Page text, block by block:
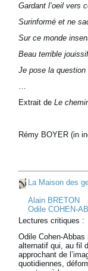
Gardant l’oeil vers
Surinformé et ne
Sur ce monde
Beau terrible
Je pose la question
…
Extrait deLe
Rémy BOYER (in
La Maison des
Alain BRETON
Odile COHEN-
Lectures critiques :
Odile Cohen-
alternatif qui, au fil
approchant de
quotidiennes,